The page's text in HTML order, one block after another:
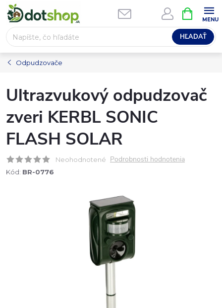
Prejsť
na
obsah
HĽADAŤ
KOŠÍK
Odpudzovače
Ultrazvukový odpudzovač
zveri KERBL SONIC
FLASH SOLAR
Neohodnotené Podrobnosti hodnotenia
Kód: BR-0776